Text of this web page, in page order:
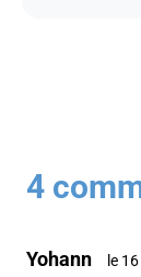
4
Yohann le